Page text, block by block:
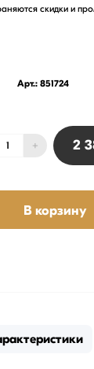
скидки и
Арт.: 851724
+ 2
В корзину